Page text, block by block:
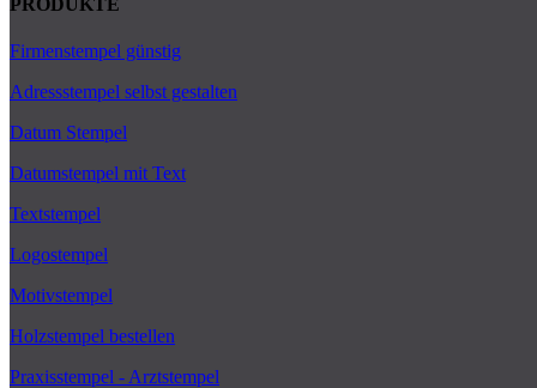
Firmenstempel günstig
Adressstempel selbst gestalten
Datum Stempel
Datumstempel mit Text
Textstempel
Logostempel
Motivstempel
Holzstempel bestellen
Praxisstempel - Arztstempel